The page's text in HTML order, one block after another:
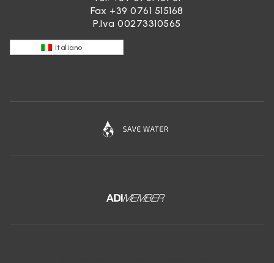
Fax +39 0761 515168
P.Iva 00273310565
Italiano